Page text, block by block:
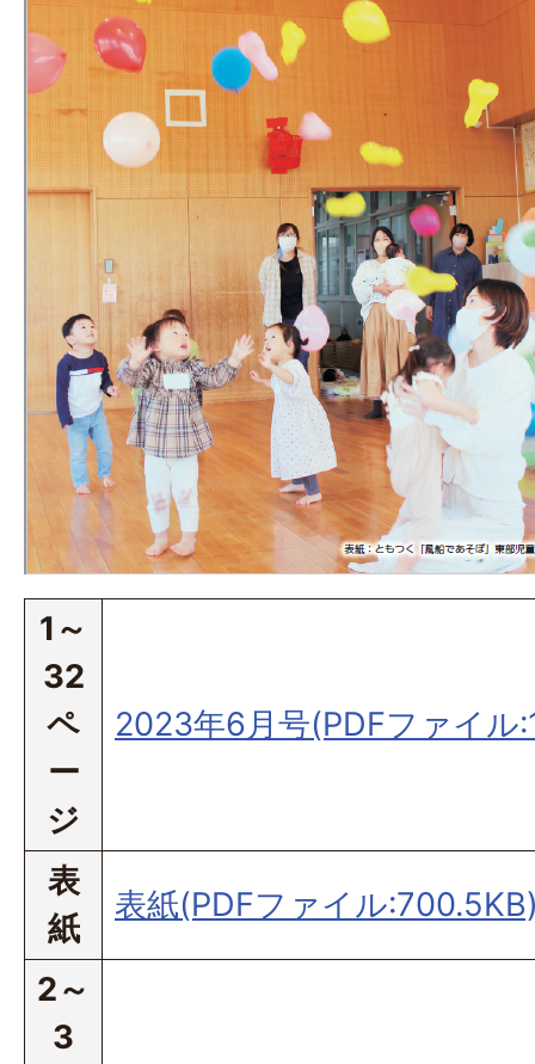
1～
32
ペ
ー
ジ
2023年6月号(PDFファイル
表
紙
表紙(PDFファイル
2～
3